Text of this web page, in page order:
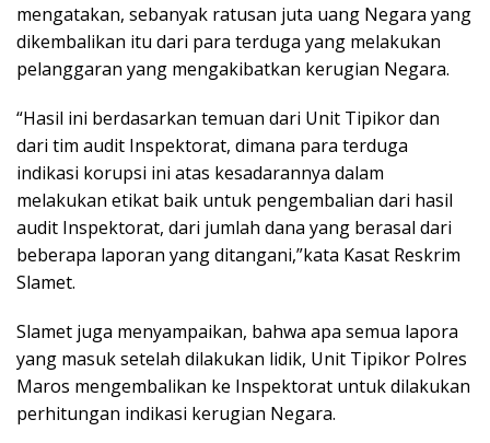
mengatakan, sebanyak ratusan juta uang Negara yang
dikembalikan itu dari para terduga yang melakukan
pelanggaran yang mengakibatkan kerugian Negara.
“Hasil ini berdasarkan temuan dari Unit Tipikor dan
dari tim audit Inspektorat, dimana para terduga
indikasi korupsi ini atas kesadarannya dalam
melakukan etikat baik untuk pengembalian dari hasil
audit Inspektorat, dari jumlah dana yang berasal dari
beberapa laporan yang ditangani,”kata Kasat Reskrim
Slamet.
Slamet juga menyampaikan, bahwa apa semua lapora
yang masuk setelah dilakukan lidik, Unit Tipikor Polres
Maros mengembalikan ke Inspektorat untuk dilakukan
perhitungan indikasi kerugian Negara.